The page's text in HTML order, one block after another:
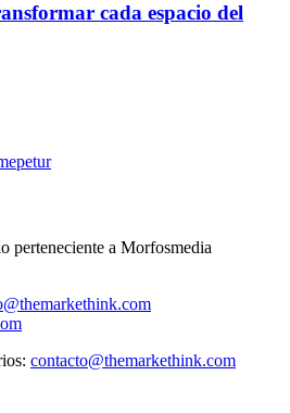
cada espacio del
perteneciente a Morfosmedia
contacto@themarkethink.com